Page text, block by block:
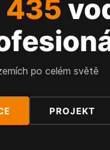
435
po celém světě
PROJEKT